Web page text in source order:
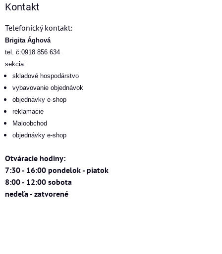
Kontakt
Telefonický kontakt:
Brigita Ághová
tel. č:0918 856 634
sekcia:
skladové hospodárstvo
vybavovanie objednávok
objednavky e-shop
reklamacie
Maloobchod
objednávky e-shop
Otváracie hodiny:
7:30 - 16:00 pondelok - piatok
8:00 - 12:00 sobota
nedeľa - zatvorené